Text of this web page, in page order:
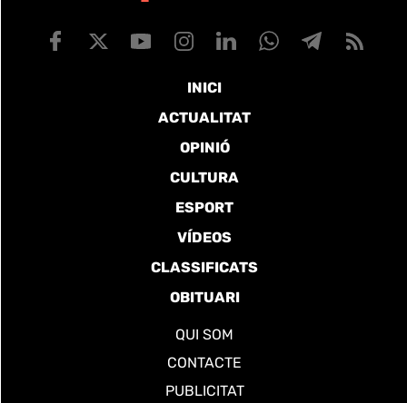
INICI
ACTUALITAT
OPINIÓ
CULTURA
ESPORT
VÍDEOS
CLASSIFICATS
OBITUARI
QUI SOM
CONTACTE
PUBLICITAT